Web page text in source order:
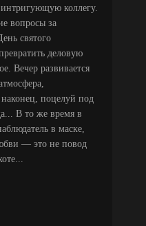
коллегу.
вопросы за
святого
деловую
Вечер развивается
поцелуй под
В то же время в
в маске,
— это не повод